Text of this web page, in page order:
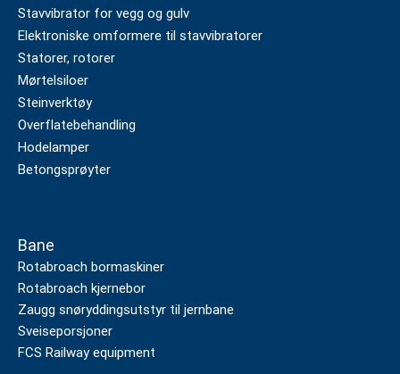
Stavvibrator for vegg og gulv
Elektroniske omformere til stavvibratorer
Statorer, rotorer
Mørtelsiloer
Steinverktøy
Overflatebehandling
Hodelamper
Betongsprøyter
Bane
Rotabroach bormaskiner
Rotabroach kjernebor
Zaugg snøryddingsutstyr til jernbane
Sveiseporsjoner
FCS Railway equipment